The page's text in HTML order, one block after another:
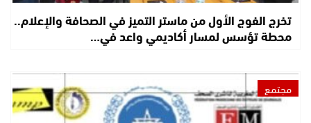
تخرج الفوج الأول من ماستر التميز في الصحافة والإعلام..
محطة تؤسس لمسار أكاديمي واعد في…
مجتمع